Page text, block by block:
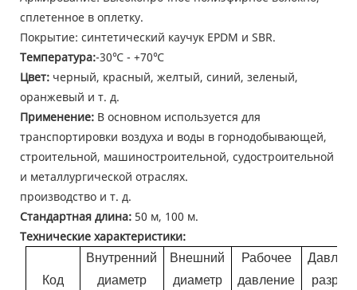
сплетенное в оплетку.
Покрытие: синтетический каучук EPDM и SBR.
Температура:-30℃ - +70℃
Цвет: черный, красный, желтый, синий, зеленый,
оранжевый и т. д.
Применение: В основном используется для
транспортировки воздуха и воды в горнодобывающей,
строительной, машиностроительной, судостроительной
и металлургической отраслях.
производство и т. д.
Стандартная длина: 50 м, 100 м.
Технические характеристики:
Код
Внутренний
диаметр
Внешний
диаметр
Рабочее
давление